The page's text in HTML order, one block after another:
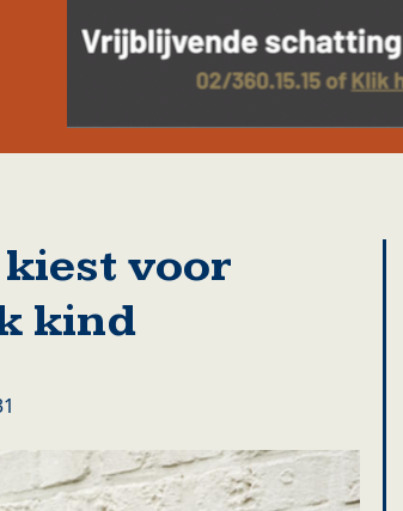
kiest voor
kind